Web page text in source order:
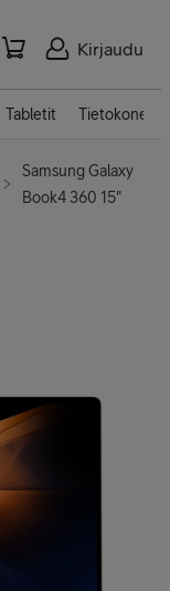
Kirjaudu
Tabletit Tietokoneet
Samsung Galaxy
Book4 360 15"